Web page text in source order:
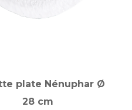
plate Nénuphar Ø
28 cm